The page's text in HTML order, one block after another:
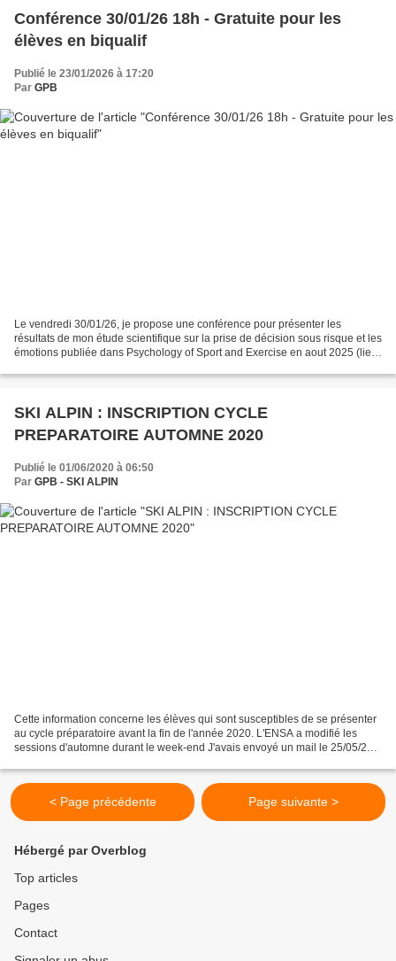
Conférence 30/01/26 18h - Gratuite pour les
élèves en biqualif
Publié le 23/01/2026 à 17:20
Par GPB
Le vendredi 30/01/26, je propose une conférence pour présenter les
résultats de mon étude scientifique sur la prise de décision sous risque et les
émotions publiée dans Psychology of Sport and Exercise en aout 2025 (lien
SKI ALPIN : INSCRIPTION CYCLE
PREPARATOIRE AUTOMNE 2020
Publié le 01/06/2020 à 06:50
Par GPB - SKI ALPIN
Cette information concerne les élèves qui sont susceptibles de se présenter
au cycle préparatoire avant la fin de l'année 2020. L'ENSA a modifié les
sessions d'automne durant le week-end J'avais envoyé un mail le 25/05/20
< Page précédente Page suivante >
Hébergé par Overblog
Top articles
Pages
Contact